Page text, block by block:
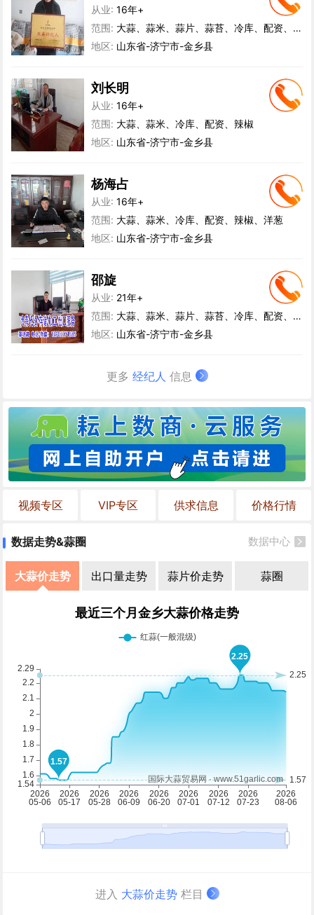
从业: 16年+
范围: 大蒜、蒜米、蒜片、蒜苔、冷库、配资、蒜制品
地区: 山东省-济宁市-金乡县
刘长明
从业: 16年+
范围: 大蒜、蒜米、冷库、配资、辣椒
地区: 山东省-济宁市-金乡县
杨海占
从业: 16年+
范围: 大蒜、蒜米、冷库、配资、辣椒、洋葱
地区: 山东省-济宁市-金乡县
邵旋
从业: 21年+
范围: 大蒜、蒜米、蒜片、蒜苔、冷库、配资、洋葱
地区: 山东省-济宁市-金乡县
更多 经纪人 信息
视频专区 VIP专区 供求信息 价格行情
数据中心
数据走势&蒜圈
大蒜价走势 出口量走势 蒜片价走势 蒜圈
进入 大蒜价走势栏目